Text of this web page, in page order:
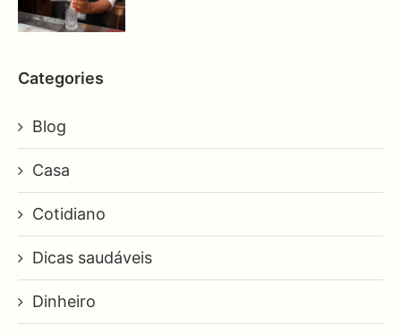
Categories
Blog
Casa
Cotidiano
Dicas saudáveis
Dinheiro